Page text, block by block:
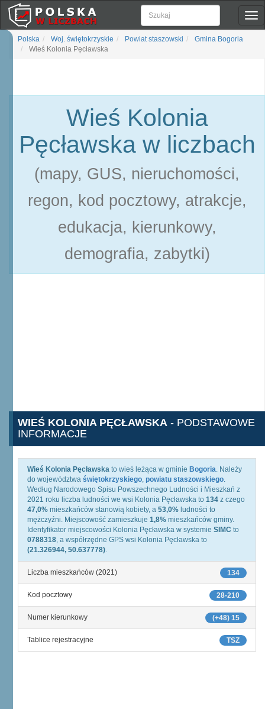
Polska Woj. świętokrzyskie Powiat staszowski
Gmina Bogoria
Wieś Kolonia Pęcławska
Wieś Kolonia
Pęcławska w liczbach
(mapy, GUS, nieruchomości,
regon, kod pocztowy, atrakcje,
edukacja, kierunkowy,
demografia, zabytki)
WIEŚ KOLONIA PĘCŁAWSKA - PODSTAWOWE
INFORMACJE
Wieś Kolonia Pęcławska to wieś leżąca w gminie Bogoria. Należy
do województwa świętokrzyskiego, powiatu staszowskiego.
Według Narodowego Spisu Powszechnego Ludności i Mieszkań z
2021 roku liczba ludności we wsi Kolonia Pęcławska to 134 z czego
47,0% mieszkańców stanowią kobiety, a 53,0% ludności to
mężczyźni. Miejscowość zamieszkuje 1,8% mieszkańców gminy.
Identyfikator miejscowości Kolonia Pęcławska w systemie SIMC to
0788318, a współrzędne GPS wsi Kolonia Pęcławska to
(21.326944, 50.637778).
134
Liczba mieszkańców (2021)
28-210
Kod pocztowy
(+48) 15
Numer kierunkowy
TSZ
Tablice rejestracyjne